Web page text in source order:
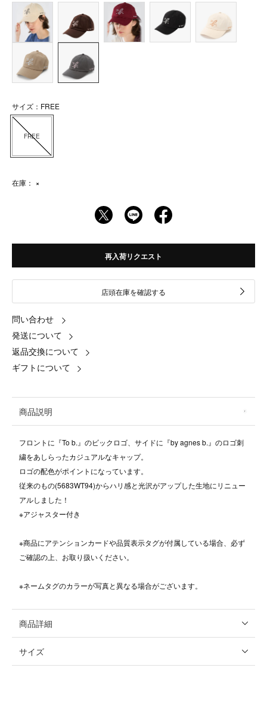
サイズ：FREE
FREE
在庫： ×
再入荷リクエスト
店頭在庫を確認する
問い合わせ
発送について
返品交換について
ギフトについて
商品説明
フロントに『To b.』のビックロゴ、サイドに『by agnes b.』のロゴ刺
繍をあしらったカジュアルなキャップ。
ロゴの配色がポイントになっています。
従来のもの(5683WT94)からハリ感と光沢がアップした生地にリニュー
アルしました！
※アジャスター付き
※商品にアテンションカードや品質表示タグが付属している場合、必ず
ご確認の上、お取り扱いください。
※ネームタグのカラーが写真と異なる場合がございます。
商品詳細
サイズ